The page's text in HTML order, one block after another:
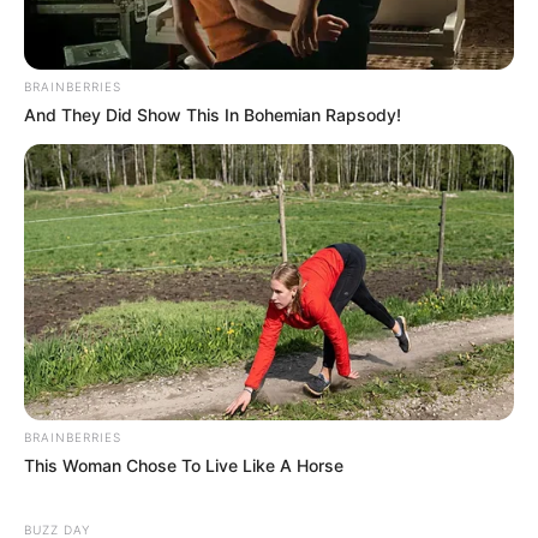
lojtarëve të ekipit kundërshtar, në bazë të nenit 14/1/i të
KDE dënohet me 8 (tetë) ndeshje pezullim nga aktiviteti.
BRAINBERRIES
And They Did Show This In Bohemian Rapsody!
BRAINBERRIES
This Woman Chose To Live Like A Horse
BUZZ DAY